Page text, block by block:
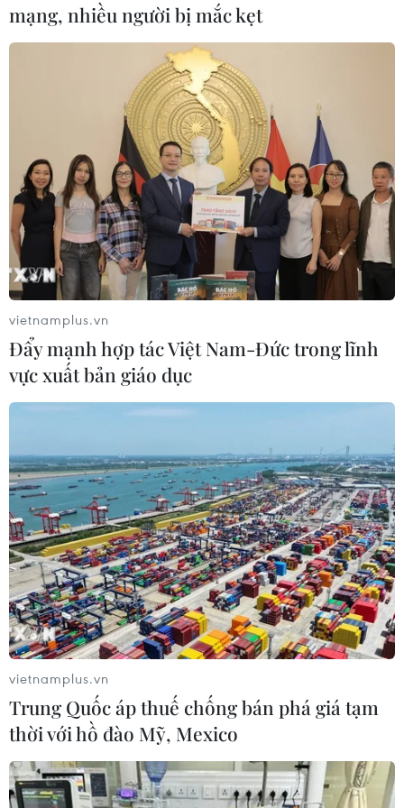
Ấn Độ thực hiện thanh
toán dầu thô đầu tiên cho
UAE bằng đồng rupee
Ngày 14/8 lần đầu tiên, Ấn Độ và
UAE thực hiện động thái đột phá
thông qua việc giao dịch dầu thô
bằng đồng rupee của Ấn Độ và
đồng dirham của UAE, theo MoU
được ký kết ngày 15/7 vừa qua.
(Vietnam+)
#đồng rupee #Ấn Độ #IMF
#Kinh tế Ấn Độ
#Thị trường tài chính Quốc tế
#Tỷ giá hối đoái
Ấn Độ
Theo dõi VietnamPlus
mạng, nhiều người bị mắc kẹt
vietnamplus.vn
Đẩy mạnh hợp tác Việt Nam-Đức trong lĩnh
vực xuất bản giáo dục
vietnamplus.vn
Trung Quốc áp thuế chống bán phá giá tạm
thời với hồ đào Mỹ, Mexico